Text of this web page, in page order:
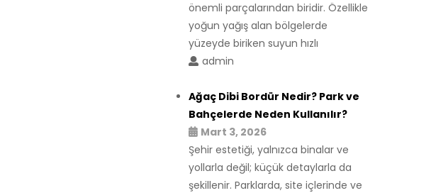
önemli parçalarından biridir. Özellikle
yoğun yağış alan bölgelerde
yüzeyde biriken suyun hızlı
admin
Ağaç Dibi Bordür Nedir? Park ve
Bahçelerde Neden Kullanılır?
Mart 3, 2026
Şehir estetiği, yalnızca binalar ve
yollarla değil; küçük detaylarla da
şekillenir. Parklarda, site içlerinde ve